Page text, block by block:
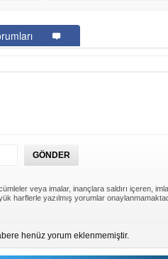
veya imalar, inançlara saldırı içeren, imla
harflerle yazılmış yorumlar
henüz yorum eklenmemiştir.